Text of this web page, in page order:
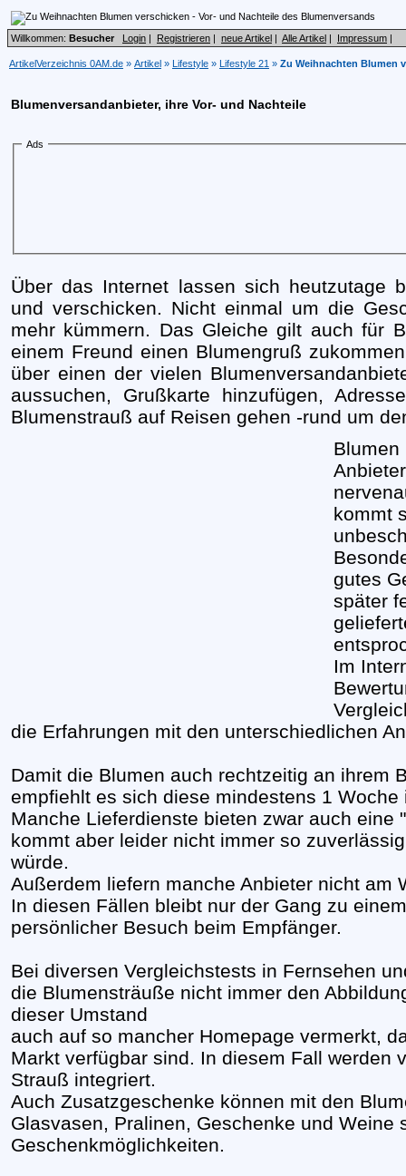
Willkommen: Besucher Login | Registrieren | neue Artikel | Alle Artikel | Impressum |
ArtikelVerzeichnis 0AM.de » Artikel » Lifestyle » Lifestyle 21 » Zu Weihnachten Blumen
Blumenversandanbieter, ihre Vor- und Nachteile
Ads
Über das Internet lassen sich heutzutage
und verschicken. Nicht einmal um die
mehr kümmern. Das Gleiche gilt auch für
einem Freund einen Blumengruß
über einen der vielen
aussuchen, Grußkarte hinzufügen,
Blumenstrauß auf Reisen gehen -rund um
Blumen
kommt
gutes
später
Im
die Erfahrungen mit den unterschiedlichen
Damit die Blumen auch rechtzeitig an ihrem
empfiehlt es sich diese mindestens 1
Manche Lieferdienste bieten zwar auch eine
kommt aber leider nicht immer so
würde.
Außerdem liefern manche Anbieter nicht am
In diesen Fällen bleibt nur der Gang zu
persönlicher Besuch beim Empfänger.
Bei diversen Vergleichstests in Fernsehen
die Blumensträuße nicht immer den
dieser Umstand
auch auf so mancher Homepage vermerkt,
Markt verfügbar sind. In diesem Fall werden
Strauß integriert.
Auch Zusatzgeschenke können mit den
Glasvasen, Pralinen, Geschenke und Weine
Geschenkmöglichkeiten.